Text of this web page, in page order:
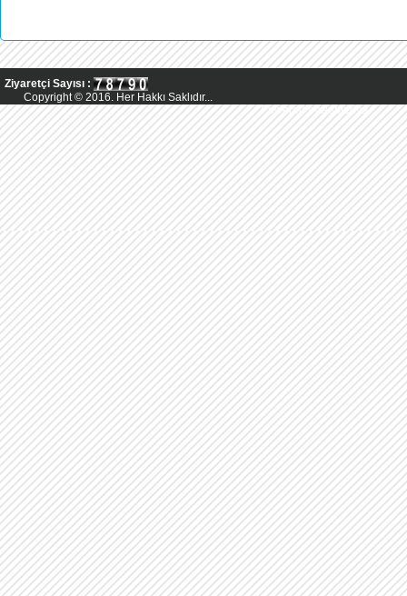
Ziyaretçi Sayısı :
Copyright © 2016. Her Hakkı Saklıdır...
Powered by AsMedya